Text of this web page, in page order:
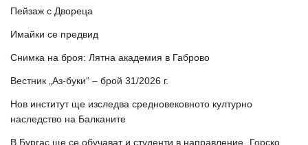
Пейзаж с Двореца
Имайки се предвид
Снимка на броя: Лятна академия в Габрово
Вестник „Аз-буки“ – брой 31/2026 г.
Нов институт ще изследва средновековното културно
наследство на Балканите
В Бургас ще се обучават и студенти в направление „Горско